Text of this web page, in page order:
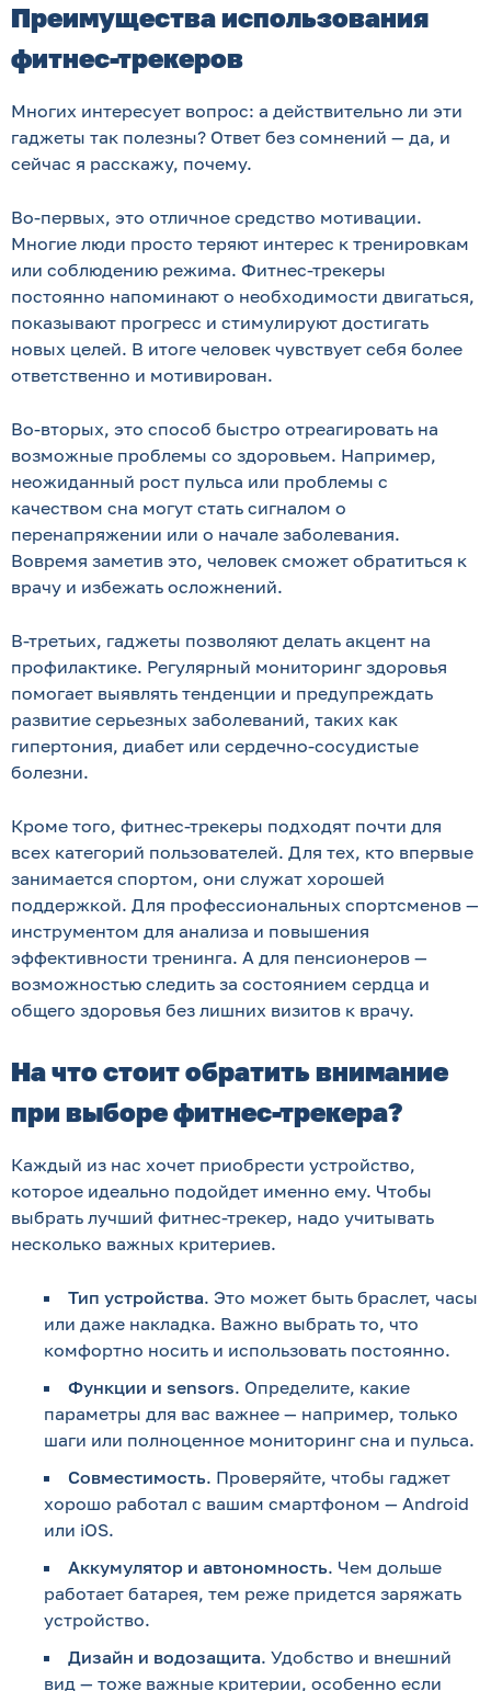
Преимущества использования
фитнес-трекеров
Многих интересует вопрос: а действительно ли эти
гаджеты так полезны? Ответ без сомнений — да, и
сейчас я расскажу, почему.
Во-первых, это отличное средство мотивации.
Многие люди просто теряют интерес к тренировкам
или соблюдению режима. Фитнес-трекеры
постоянно напоминают о необходимости двигаться,
показывают прогресс и стимулируют достигать
новых целей. В итоге человек чувствует себя более
ответственно и мотивирован.
Во-вторых, это способ быстро отреагировать на
возможные проблемы со здоровьем. Например,
неожиданный рост пульса или проблемы с
качеством сна могут стать сигналом о
перенапряжении или о начале заболевания.
Вовремя заметив это, человек сможет обратиться к
врачу и избежать осложнений.
В-третьих, гаджеты позволяют делать акцент на
профилактике. Регулярный мониторинг здоровья
помогает выявлять тенденции и предупреждать
развитие серьезных заболеваний, таких как
гипертония, диабет или сердечно-сосудистые
болезни.
Кроме того, фитнес-трекеры подходят почти для
всех категорий пользователей. Для тех, кто впервые
занимается спортом, они служат хорошей
поддержкой. Для профессиональных спортсменов —
инструментом для анализа и повышения
эффективности тренинга. А для пенсионеров —
возможностью следить за состоянием сердца и
общего здоровья без лишних визитов к врачу.
На что стоит обратить внимание
при выборе фитнес-трекера?
Каждый из нас хочет приобрести устройство,
которое идеально подойдет именно ему. Чтобы
выбрать лучший фитнес-трекер, надо учитывать
несколько важных критериев.
Тип устройства. Это может быть браслет, часы
или даже накладка. Важно выбрать то, что
комфортно носить и использовать постоянно.
Функции и sensors. Определите, какие
параметры для вас важнее — например, только
шаги или полноценное мониторинг сна и пульса.
Совместимость. Проверяйте, чтобы гаджет
хорошо работал с вашим смартфоном — Android
или iOS.
Аккумулятор и автономность. Чем дольше
работает батарея, тем реже придется заряжать
устройство.
Дизайн и водозащита. Удобство и внешний
вид — тоже важные критерии, особенно если